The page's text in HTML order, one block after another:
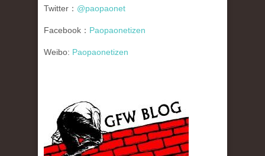
Twitter： @paopaonet
Facebook： Paopaonetizen
Weibo: Paopaonetizen
gfw_blog_small.jpg